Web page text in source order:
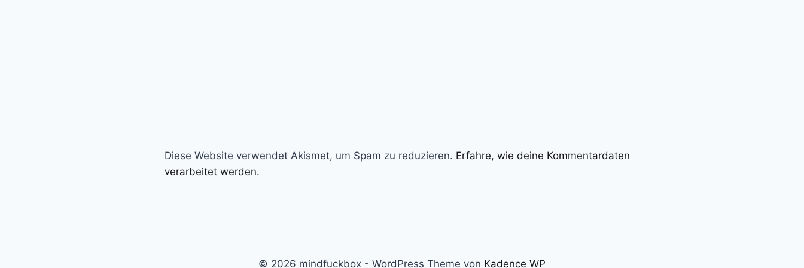
Diese Website verwendet Akismet, um Spam zu reduzieren. Erfahre, wie deine Kommentardaten
verarbeitet werden.
© 2026 mindfuckbox - WordPress Theme von Kadence WP